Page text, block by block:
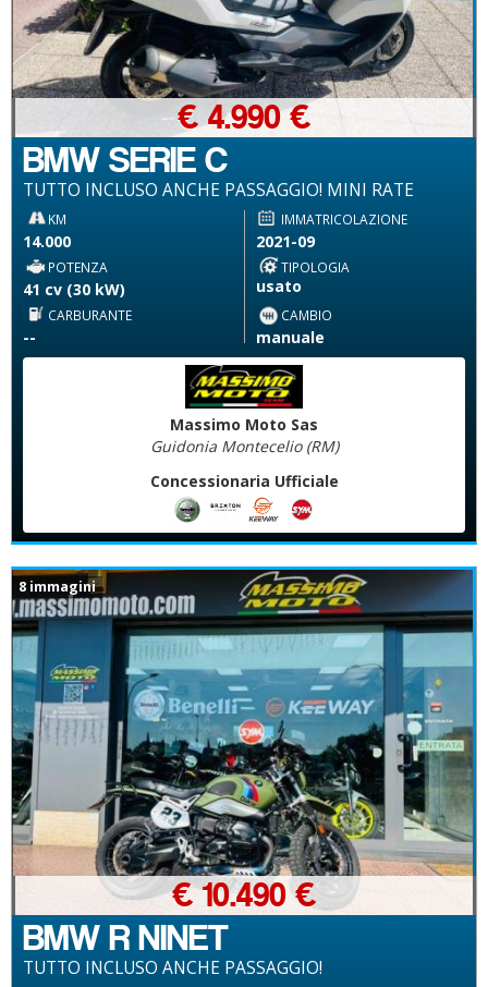
BMW SERIE C
TUTTO INCLUSO ANCHE PASSAGGIO! MINI RATE
€ 4.990 €
KM
14.000
IMMATRICOLAZIONE
2021-09
POTENZA
41 cv (30 kW)
TIPOLOGIA
usato
CARBURANTE
--
CAMBIO
manuale
Massimo Moto Sas
Guidonia Montecelio (RM)
Concessionaria Ufficiale
8 immagini
BMW R NINET
TUTTO INCLUSO ANCHE PASSAGGIO!
€ 10.490 €